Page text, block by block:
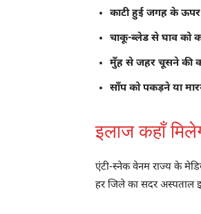
काटी हुई जगह के
चाकू-ब्लेड से घाव को
मुँह से जहर चूसने की
साँप को पकड़ने या
इलाज कहाँ
एंटी-स्नेक वेनम राज्य के
हर जिले का सदर अस्पताल